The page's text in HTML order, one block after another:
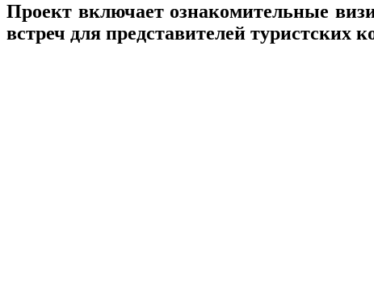
Проект включает ознакомительные
встреч для представителей туристских